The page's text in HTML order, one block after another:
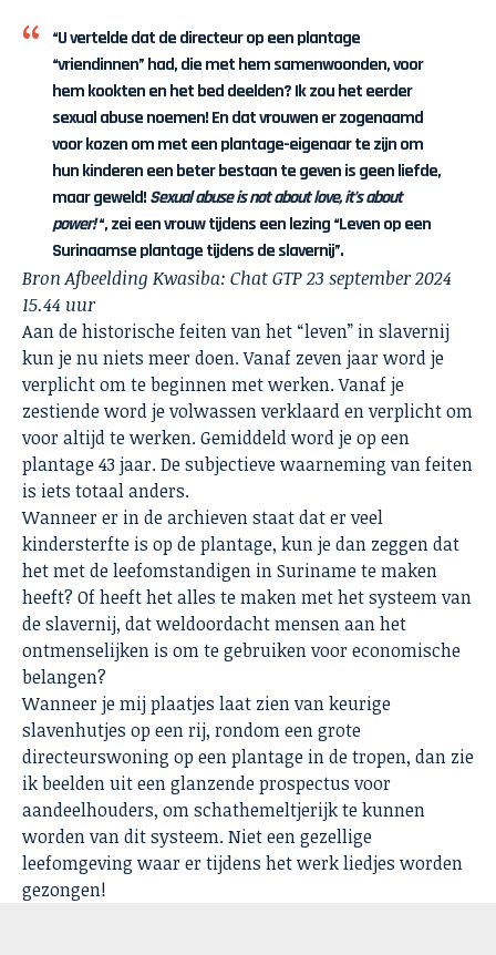
“U vertelde dat de directeur op een plantage
“vriendinnen” had, die met hem samenwoonden, voor
hem kookten en het bed deelden? Ik zou het eerder
sexual abuse noemen! En dat vrouwen er zogenaamd
voor kozen om met een plantage-eigenaar te zijn om
hun kinderen een beter bestaan te geven is geen liefde,
maar geweld!Sexual abuse is not about love, it’s about
power!“, zei een vrouw tijdens een lezing “Leven op een
Surinaamse plantage tijdens de slavernij”.
Bron Afbeelding Kwasiba: Chat GTP 23 september 2024
15.44 uur
Aan de historische feiten van het “leven” in slavernij
kun je nu niets meer doen. Vanaf zeven jaar word je
verplicht om te beginnen met werken. Vanaf je
zestiende word je volwassen verklaard en verplicht om
voor altijd te werken. Gemiddeld word je op een
plantage 43 jaar. De subjectieve waarneming van feiten
is iets totaal anders.
Wanneer er in de archieven staat dat er veel
kindersterfte is op de plantage, kun je dan zeggen dat
het met de leefomstandigen in Suriname te maken
heeft? Of heeft het alles te maken met het systeem van
de slavernij, dat weldoordacht mensen aan het
ontmenselijken is om te gebruiken voor economische
belangen?
Wanneer je mij plaatjes laat zien van keurige
slavenhutjes op een rij, rondom een grote
directeurswoning op een plantage in de tropen, dan zie
ik beelden uit een glanzende prospectus voor
aandeelhouders, om schathemeltjerijk te kunnen
worden van dit systeem. Niet een gezellige
leefomgeving waar er tijdens het werk liedjes worden
gezongen!